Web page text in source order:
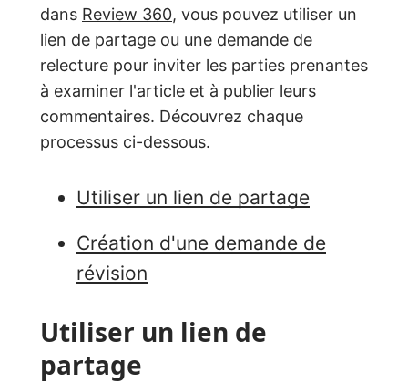
dans Review 360, vous pouvez utiliser un
lien de partage ou une demande de
relecture pour inviter les parties prenantes
à examiner l'article et à publier leurs
commentaires. Découvrez chaque
processus ci-dessous.
Utiliser un lien de partage
Création d'une demande de
révision
Utiliser un lien de
partage